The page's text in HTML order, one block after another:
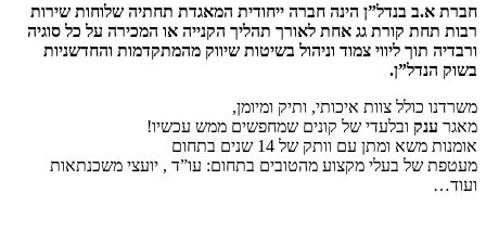
חברת א.ב בנדל”ן הינה חברה ייחודית המאגדת תחתיה שלוחות שירות
רבות תחת קורת גג אחת לאורך תהליך הקנייה או המכירה על כל סוגיה
ורבדיה תוך ליווי צמוד וניהול בשיטות שיווק מהמתקדמות והחדשניות
בשוק הנדל”ן.
משרדנו כולל צוות איכותי, ותיק ומיומן,
מאגר ענק ובלעדי של קונים שמחפשים ממש עכשיו!
אומנות משא ומתן עם וותק של 14 שנים בתחום
מעטפת של בעלי מקצוע מהטובים בתחום: עו”ד , יועצי משכנתאות
ועוד…